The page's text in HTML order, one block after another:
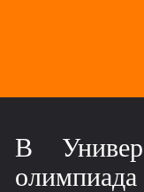
В
олимпиада